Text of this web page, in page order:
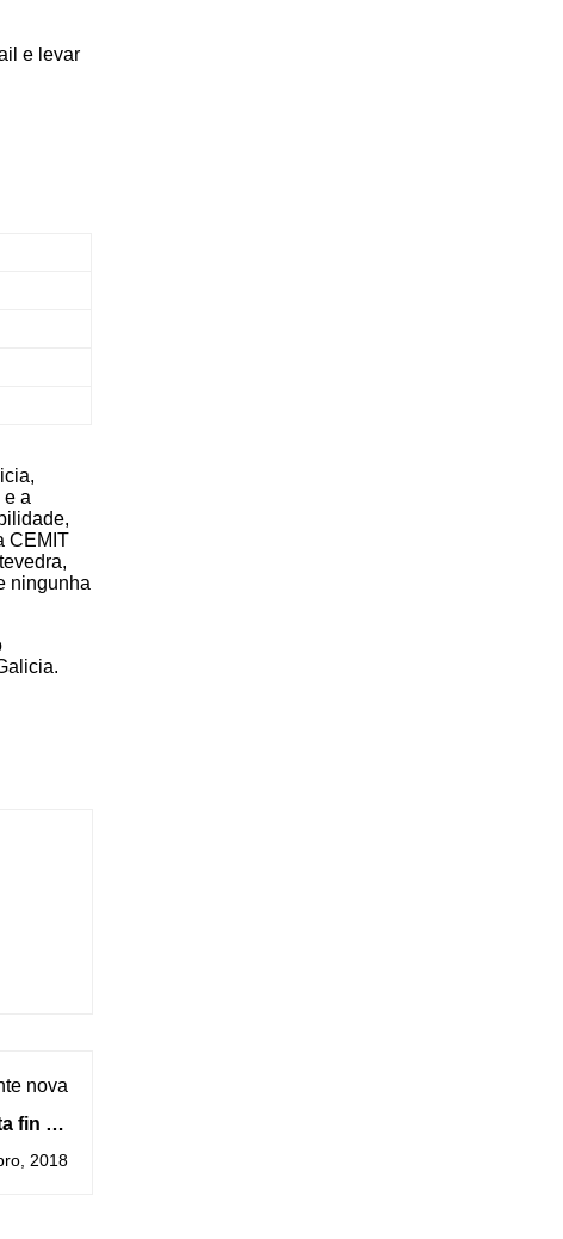
e levar
a
CEMIT
ningunha
nova
fin de
Guarda
2018